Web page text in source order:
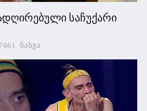
საჩუქარი
ნახვა